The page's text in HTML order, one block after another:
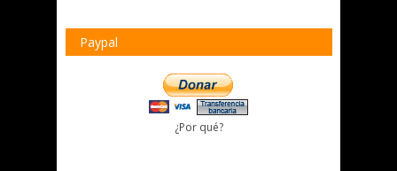
Paypal
¿Por qué?